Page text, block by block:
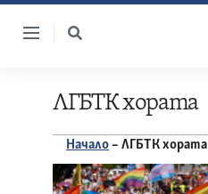
Skip
ЛГБТК хората
Начало – ЛГБТК хората